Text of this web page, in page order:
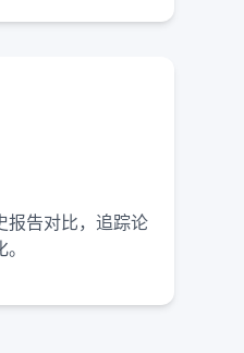
报告对比，追踪论